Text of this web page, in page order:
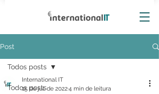
Post
Todos posts
Todos posts
International IT
15 de jul. de 20224 min de leitura